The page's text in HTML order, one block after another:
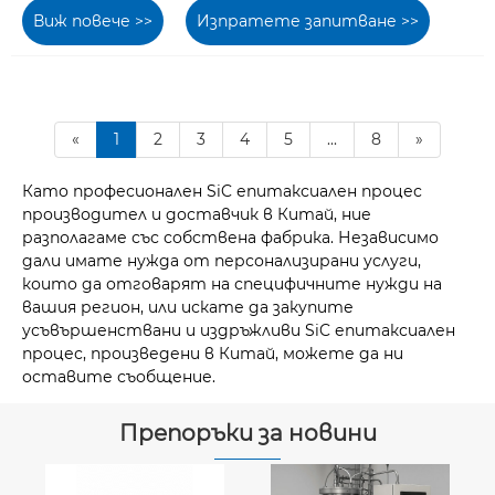
Виж повече >> Изпратете запитване >>
« 1 2 3 4 5 ... 8 »
Като професионален SiC епитаксиален процес
производител и доставчик в Китай, ние
разполагаме със собствена фабрика. Независимо
дали имате нужда от персонализирани услуги,
които да отговарят на специфичните нужди на
вашия регион, или искате да закупите
усъвършенствани и издръжливи SiC епитаксиален
процес, произведени в Китай, можете да ни
оставите съобщение.
Препоръки за новини